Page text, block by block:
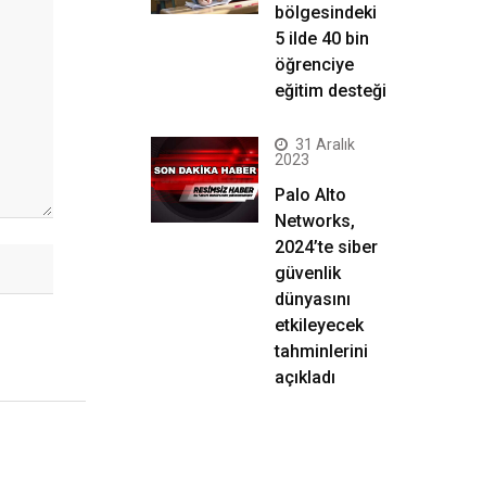
bölgesindeki
5 ilde 40 bin
öğrenciye
eğitim desteği
31 Aralık
2023
Palo Alto
Networks,
2024’te siber
güvenlik
dünyasını
etkileyecek
tahminlerini
açıkladı